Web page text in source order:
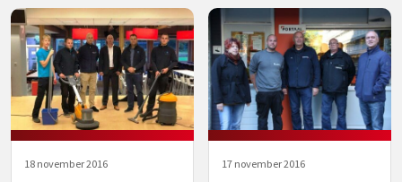
18 november 2016 17 november 2016